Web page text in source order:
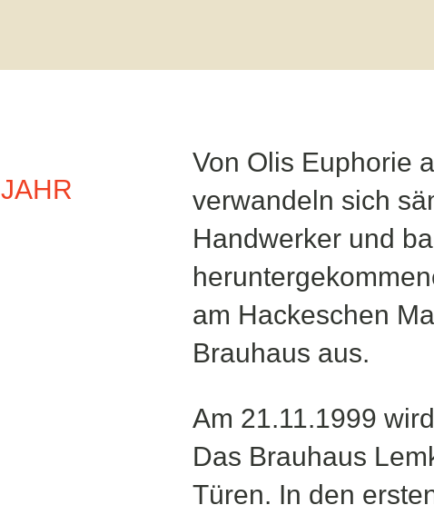
JAHR
Von Olis Euphorie
verwandeln sich
Handwerker und
am Hackeschen
Brauhaus aus.
Am 21.11.1999
Das Brauhaus
Türen. In den